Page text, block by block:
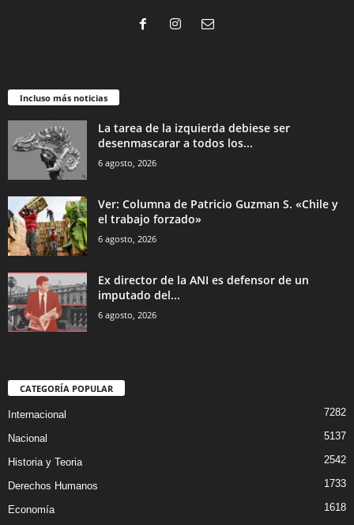
Incluso más noticias
La tarea de la izquierda debiese ser
desenmascarar a todos los...
6 agosto, 2026
Ver: Columna de Patricio Guzman S. «Chile y
el trabajo forzado»
6 agosto, 2026
Ex director de la ANI es defensor de un
imputado del...
6 agosto, 2026
CATEGORÍA POPULAR
Internacional 7282
Nacional 5137
Historia y Teoria 2542
Derechos Humanos 1733
Economía 1618